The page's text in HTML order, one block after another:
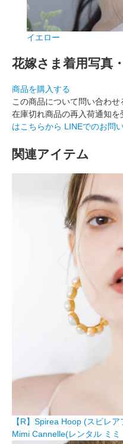
イエロー
花嫁さま着用写真
商品を購入する
この商品について問い合わせ
在庫切れ商品の再入荷通知を
はこちらから LINEでのお問
関連アイテム
【R】Spirea Hoop (スピレ
Mimi Cannelle(レンタル ミミ